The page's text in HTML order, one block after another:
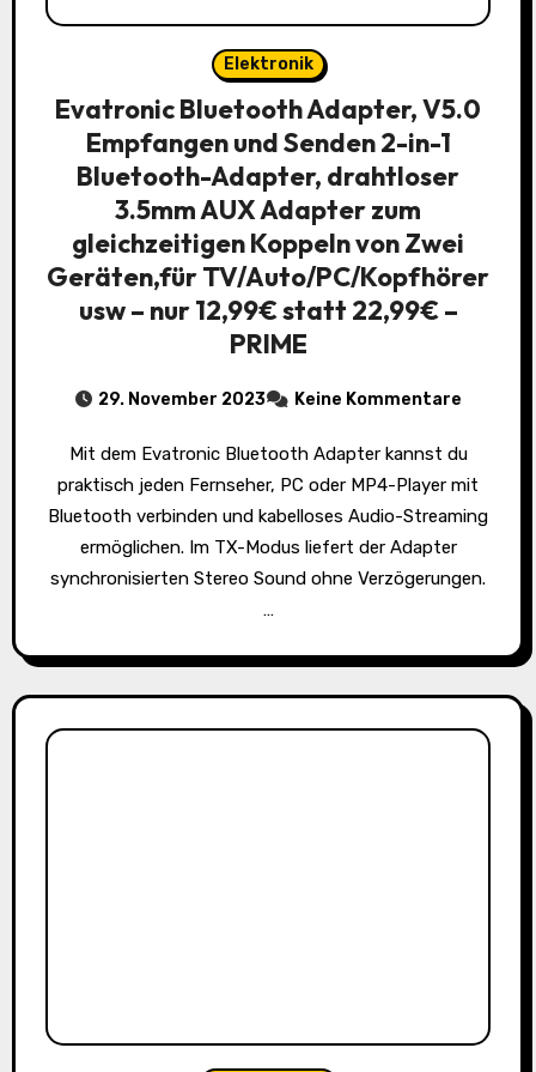
Elektronik
Evatronic Bluetooth Adapter, V5.0
Empfangen und Senden 2-in-1
Bluetooth-Adapter, drahtloser
3.5mm AUX Adapter zum
gleichzeitigen Koppeln von Zwei
Geräten,für TV/Auto/PC/Kopfhörer
usw – nur 12,99€ statt 22,99€ –
PRIME
29. November 2023 Keine Kommentare
Mit dem Evatronic Bluetooth Adapter kannst du
praktisch jeden Fernseher, PC oder MP4-Player mit
Bluetooth verbinden und kabelloses Audio-Streaming
ermöglichen. Im TX-Modus liefert der Adapter
synchronisierten Stereo Sound ohne Verzögerungen.
…